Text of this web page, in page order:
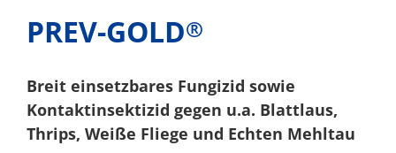
PREV-GOLD®
Breit einsetzbares Fungizid sowie
Kontaktinsektizid gegen u.a. Blattlaus,
Thrips, Weiße Fliege und Echten Mehltau